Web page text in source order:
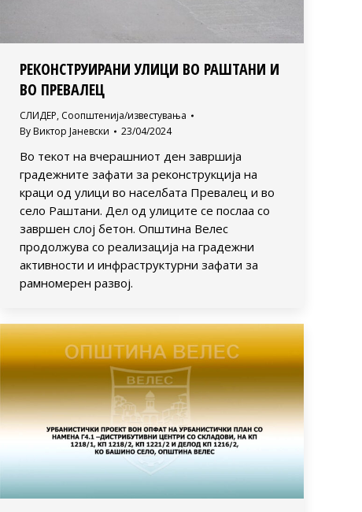
РЕКОНСТРУИРАНИ УЛИЦИ ВО РАШТАНИ И
ВО ПРЕВАЛЕЦ
СЛИДЕР, Соопштенија/известувања
By Виктор Јаневски 23/04/2024
Во текот на вчерашниот ден завршија
градежните зафати за реконструкција на
краци од улици во населбата Превалец и во
село Раштани. Дел од улиците се послаа со
завршен слој бетон. Општина Велес
продолжува со реализација на градежни
активности и инфраструктурни зафати за
рамномерен развој.